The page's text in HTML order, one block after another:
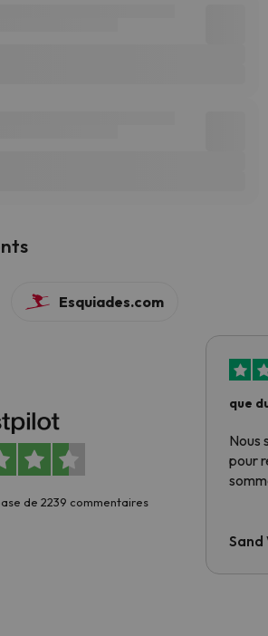
Esquiades.com
de 2239 commentaires
que
Nous
pour
Sand